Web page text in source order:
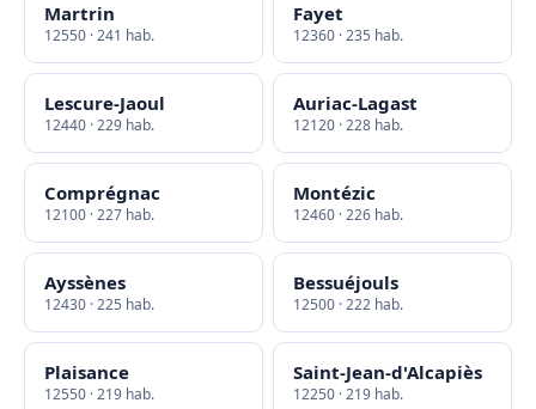
Martrin
12550 · 241 hab.
Fayet
12360 · 235 hab.
Lescure-Jaoul
12440 · 229 hab.
Auriac-Lagast
12120 · 228 hab.
Comprégnac
12100 · 227 hab.
Montézic
12460 · 226 hab.
Ayssènes
12430 · 225 hab.
Bessuéjouls
12500 · 222 hab.
Plaisance
12550 · 219 hab.
Saint-Jean-d'Alcapiès
12250 · 219 hab.